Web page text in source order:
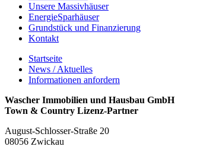
Unsere Massivhäuser
EnergieSparhäuser
Grundstück und Finanzierung
Kontakt
Startseite
News / Aktuelles
Informationen anfordern
Wascher Immobilien und Hausbau GmbH
Town & Country Lizenz-Partner
August-Schlosser-Straße 20
08056 Zwickau